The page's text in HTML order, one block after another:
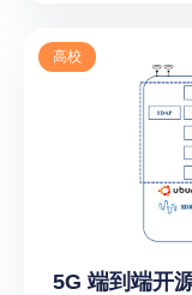
高校
5G 端到端开